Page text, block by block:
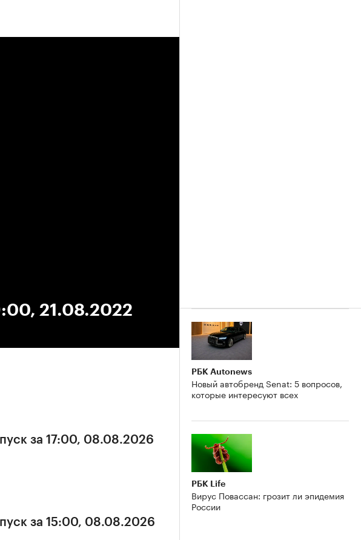
21.08.2022
за 17:00, 08.08.2026
за 15:00, 08.08.2026
РБК Autonews
Новый автобренд Senat: 5 вопросов,
которые интересуют всех
РБК Life
Вирус Повассан: грозит ли эпидемия
России